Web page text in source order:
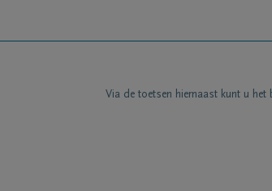
Via de toetsen hiernaast kunt u het